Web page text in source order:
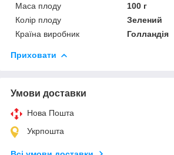
Маса плоду
100 г
Колір плоду
Зелений
Країна виробник
Голландія
Приховати
Умови доставки
Нова Пошта
Укрпошта